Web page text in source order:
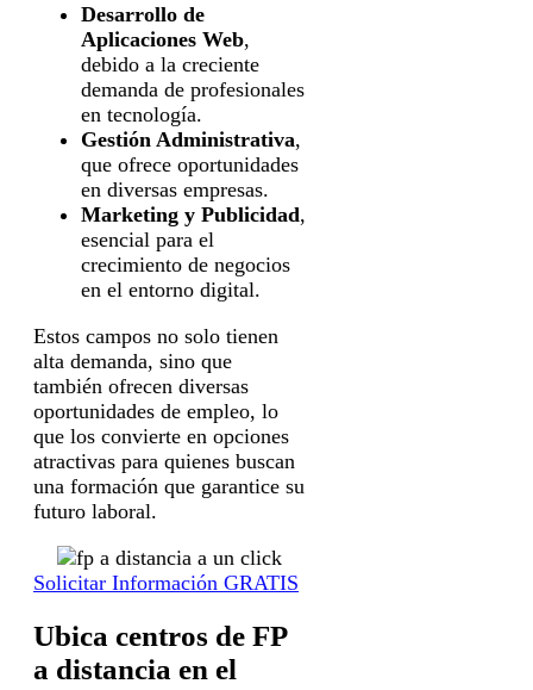
Desarrollo de
Aplicaciones Web,
debido a la creciente
demanda de profesionales
en tecnología.
Gestión Administrativa,
que ofrece oportunidades
en diversas empresas.
Marketing y Publicidad,
esencial para el
crecimiento de negocios
en el entorno digital.
Estos campos no solo tienen
alta demanda, sino que
también ofrecen diversas
oportunidades de empleo, lo
que los convierte en opciones
atractivas para quienes buscan
una formación que garantice su
futuro laboral.
Solicitar Información GRATIS
Ubica centros de FP
a distancia en el